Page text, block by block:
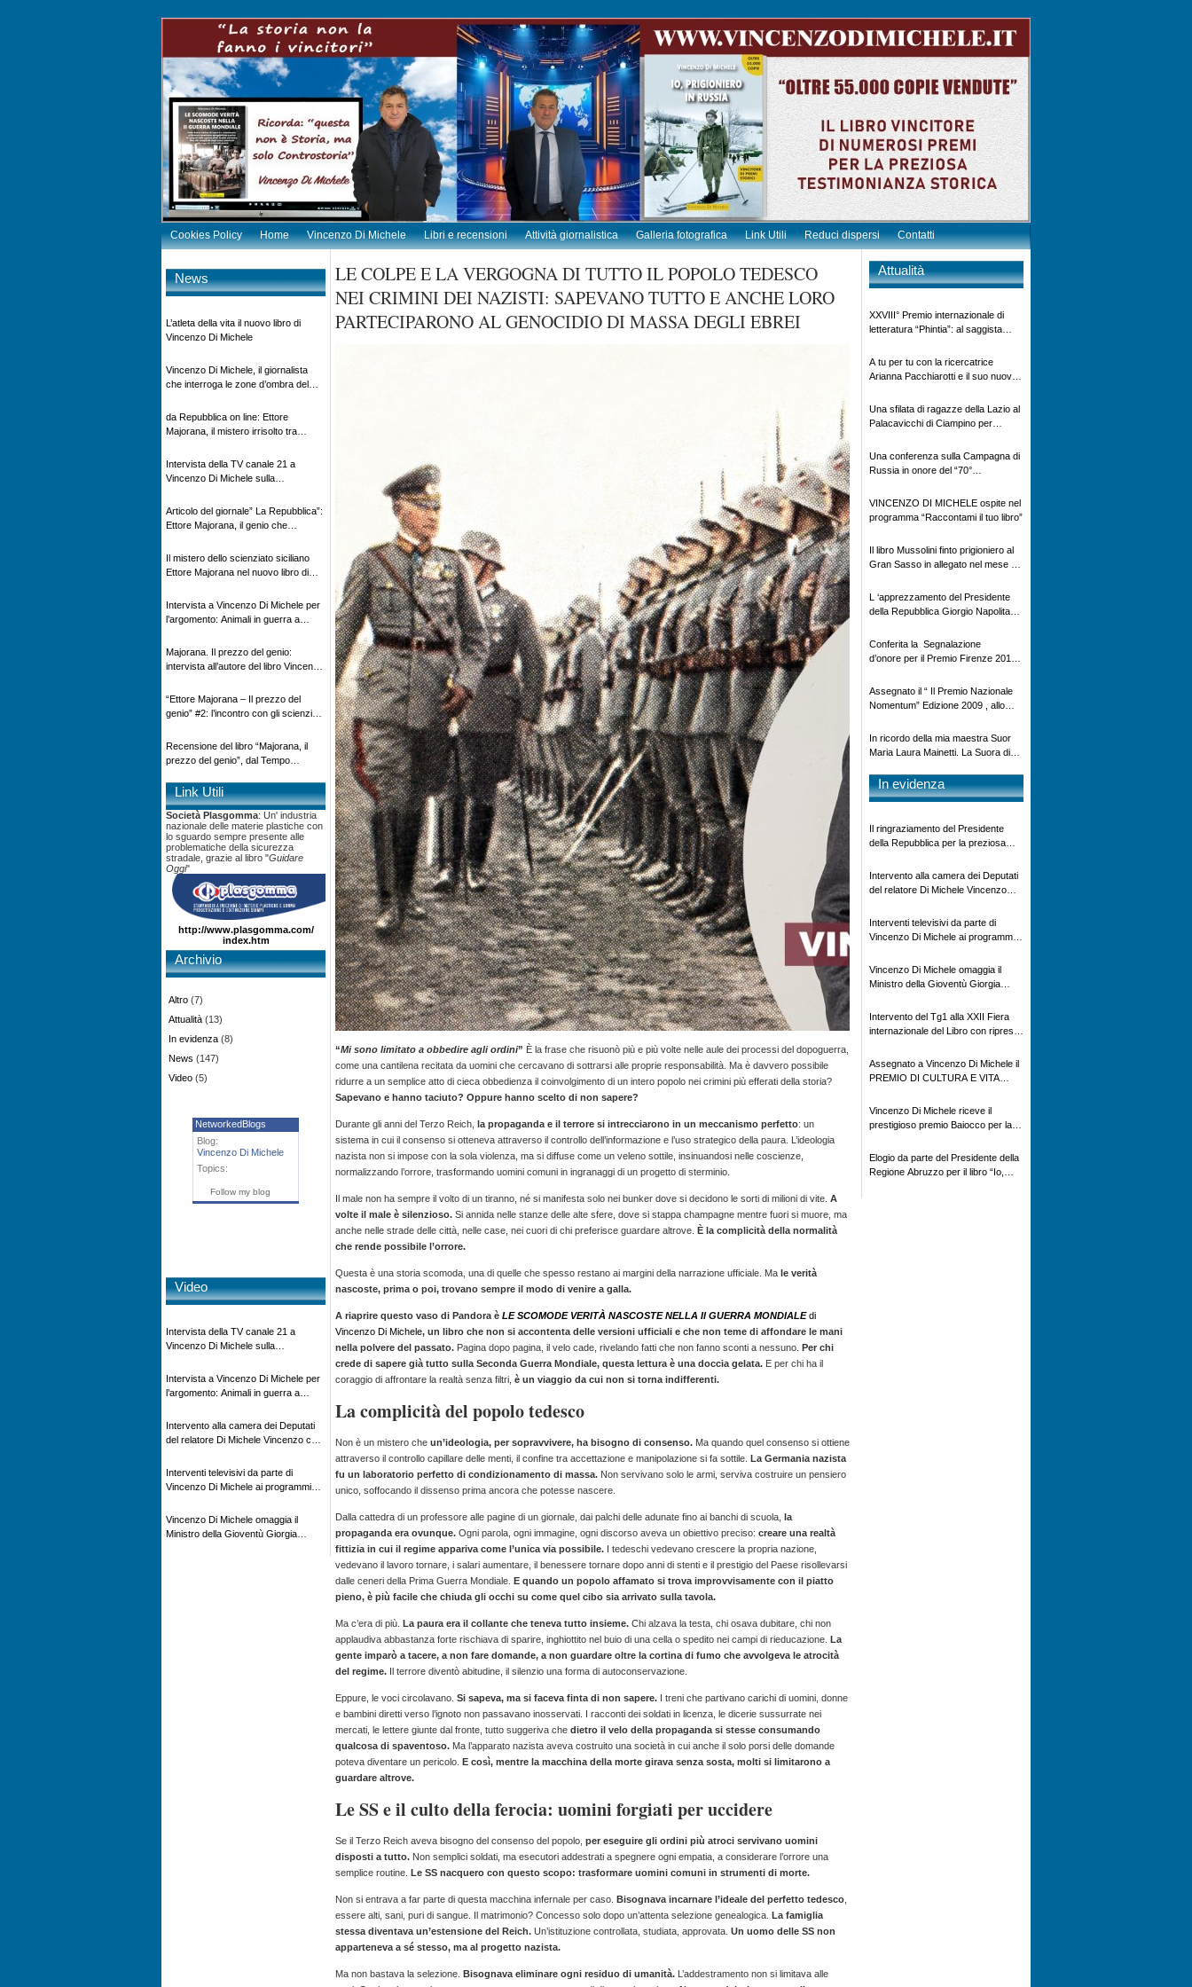
Cookies Policy Home Vincenzo Di Michele Libri e recensioni Attività giornalistica Galleria fotografica Link Utili Reduci dispersi Contatti
News
L’atleta della vita il nuovo libro di
Vincenzo Di Michele
Vincenzo Di Michele, il giornalista
che interroga le zone d’ombra del
da Repubblica on line: Ettore
Majorana, il mistero irrisolto tra
Intervista della TV canale 21 a
Vincenzo Di Michele sulla
Articolo del giornale” La Repubblica”:
Ettore Majorana, il genio che
Il mistero dello scienziato siciliano
Ettore Majorana nel nuovo libro di
Adnkronos
Intervista a Vincenzo Di Michele per
l’argomento: Animali in guerra a
in onda su Espansione TV
Majorana. Il prezzo del genio:
intervista all’autore del libro Vincenzo
“Ettore Majorana ‒ Il prezzo del
genio” #2: l’incontro con gli scienziati
Recensione del libro “Majorana, il
prezzo del genio”, dal Tempo
Link Utili
Società Plasgomma: Un' industria
nazionale delle materie plastiche con
lo sguardo sempre presente alle
problematiche della sicurezza
stradale, grazie al libro "Guidare
Oggi"
http://www.plasgomma.com/
index.htm
Archivio
Altro (7)
Attualità (13)
In evidenza (8)
News (147)
Video (5)
NetworkedBlogs
Blog:
Vincenzo Di Michele
Topics:
Follow my blog
Video
Intervista della TV canale 21 a
Vincenzo Di Michele sulla
Intervista a Vincenzo Di Michele per
l’argomento: Animali in guerra a
in onda su Espansione TV
Intervento alla camera dei Deputati
del relatore Di Michele Vincenzo con
impatto ambientale e problematiche
sui veicoli storici e trattori d’epoca
Interventi televisivi da parte di
Vincenzo Di Michele ai programmi
rivisitazione della storia
Vincenzo Di Michele omaggia il
Ministro della Gioventù Giorgia
LE COLPE E LA VERGOGNA DI TUTTO IL POPOLO TEDESCO
NEI CRIMINI DEI NAZISTI: SAPEVANO TUTTO E ANCHE LORO
PARTECIPARONO AL GENOCIDIO DI MASSA DEGLI EBREI
“Mi sono limitato a obbedire agli ordini” È la frase che risuonò più e più volte nelle aule dei processi del dopoguerra,
come una cantilena recitata da uomini che cercavano di sottrarsi alle proprie responsabilità. Ma è davvero possibile
ridurre a un semplice atto di cieca obbedienza il coinvolgimento di un intero popolo nei crimini più efferati della storia?
Sapevano e hanno taciuto? Oppure hanno scelto di non sapere?
Durante gli anni del Terzo Reich, la propaganda e il terrore si intrecciarono in un meccanismo perfetto: un
sistema in cui il consenso si otteneva attraverso il controllo dell’informazione e l’uso strategico della paura. L’ideologia
nazista non si impose con la sola violenza, ma si diffuse come un veleno sottile, insinuandosi nelle coscienze,
normalizzando l’orrore, trasformando uomini comuni in ingranaggi di un progetto di sterminio.
Il male non ha sempre il volto di un tiranno, né si manifesta solo nei bunker dove si decidono le sorti di milioni di vite. A
volte il male è silenzioso. Si annida nelle stanze delle alte sfere, dove si stappa champagne mentre fuori si muore, ma
anche nelle strade delle città, nelle case, nei cuori di chi preferisce guardare altrove. È la complicità della normalità
che rende possibile l’orrore.
Questa è una storia scomoda, una di quelle che spesso restano ai margini della narrazione ufficiale. Ma le verità
nascoste, prima o poi, trovano sempre il modo di venire a galla.
A riaprire questo vaso di Pandora è LE SCOMODE VERITÀ NASCOSTE NELLA II GUERRA MONDIALEdi
Vincenzo Di Michele, un libro che non si accontenta delle versioni ufficiali e che non teme di affondare le mani
nella polvere del passato. Pagina dopo pagina, il velo cade, rivelando fatti che non fanno sconti a nessuno. Per chi
crede di sapere già tutto sulla Seconda Guerra Mondiale, questa lettura è una doccia gelata. E per chi ha il
coraggio di affrontare la realtà senza filtri, è un viaggio da cui non si torna indifferenti.
La complicità del popolo tedesco
Non è un mistero che un’ideologia, per sopravvivere, ha bisogno di consenso. Ma quando quel consenso si ottiene
attraverso il controllo capillare delle menti, il confine tra accettazione e manipolazione si fa sottile. La Germania nazista
fu un laboratorio perfetto di condizionamento di massa. Non servivano solo le armi, serviva costruire un pensiero
unico, soffocando il dissenso prima ancora che potesse nascere.
Dalla cattedra di un professore alle pagine di un giornale, dai palchi delle adunate fino ai banchi di scuola, la
propaganda era ovunque. Ogni parola, ogni immagine, ogni discorso aveva un obiettivo preciso: creare una realtà
fittizia in cui il regime appariva come l’unica via possibile. I tedeschi vedevano crescere la propria nazione,
vedevano il lavoro tornare, i salari aumentare, il benessere tornare dopo anni di stenti e il prestigio del Paese risollevarsi
dalle ceneri della Prima Guerra Mondiale. E quando un popolo affamato si trova improvvisamente con il piatto
pieno, è più facile che chiuda gli occhi su come quel cibo sia arrivato sulla tavola.
Ma c’era di più. La paura era il collante che teneva tutto insieme. Chi alzava la testa, chi osava dubitare, chi non
applaudiva abbastanza forte rischiava di sparire, inghiottito nel buio di una cella o spedito nei campi di rieducazione. La
gente imparò a tacere, a non fare domande, a non guardare oltre la cortina di fumo che avvolgeva le atrocità
del regime. Il terrore diventò abitudine, il silenzio una forma di autoconservazione.
Eppure, le voci circolavano. Si sapeva, ma si faceva finta di non sapere. I treni che partivano carichi di uomini, donne
e bambini diretti verso l’ignoto non passavano inosservati. I racconti dei soldati in licenza, le dicerie sussurrate nei
mercati, le lettere giunte dal fronte, tutto suggeriva che dietro il velo della propaganda si stesse consumando
qualcosa di spaventoso. Ma l’apparato nazista aveva costruito una società in cui anche il solo porsi delle domande
poteva diventare un pericolo. E così, mentre la macchina della morte girava senza sosta, molti si limitarono a
guardare altrove.
Le SS e il culto della ferocia: uomini forgiati per uccidere
Se il Terzo Reich aveva bisogno del consenso del popolo, per eseguire gli ordini più atroci servivano uomini
disposti a tutto. Non semplici soldati, ma esecutori addestrati a spegnere ogni empatia, a considerare l’orrore una
semplice routine. Le SS nacquero con questo scopo: trasformare uomini comuni in strumenti di morte.
Non si entrava a far parte di questa macchina infernale per caso. Bisognava incarnare l’ideale del perfetto tedesco
essere alti, sani, puri di sangue. Il matrimonio? Concesso solo dopo un’attenta selezione genealogica. La famiglia
stessa diventava un’estensione del Reich. Un’istituzione controllata, studiata, approvata. Un uomo delle SS non
apparteneva a sé stesso, ma al progetto nazista.
Ma non bastava la selezione. Bisognava eliminare ogni residuo di umanità. L’addestramento non si limitava alle
Attualità
XXVIII° Premio internazionale di
letteratura “Phintia”: al saggista
classificato generale – il diploma di
elogio e benemerenza per l’opera
A tu per tu con la ricercatrice
Arianna Pacchiarotti e il suo nuovo
Una sfilata di ragazze della Lazio al
Palacavicchi di Ciampino per
Una conferenza sulla Campagna di
Russia in onore del “70°
Nikolajewka
VINCENZO DI MICHELE ospite nel
programma “Raccontami il tuo libro”
Il libro Mussolini finto prigioniero al
Gran Sasso in allegato nel mese di
Gazzetta di Reggio, Gazzetta di
Modena , La Nuova Ferrara e la
L ‘apprezzamento del Presidente
della Repubblica Giorgio Napolitano
dedicato dall’autore Vincenzo Di
Michele a suo nipote Manuele
Istituzioni per una più viva
attenzione sul fenomeno delle stragi
Conferita la Segnalazione
d’onore per il Premio Firenze 2010
Dicembre 2010 a Firenze c/o
Palazzo Vecchio alla presenza del
Assegnato il “ Il Premio Nazionale
Nomentum” Edizione 2009 , allo
In ricordo della mia maestra Suor
Maria Laura Mainetti. La Suora di
suo alunno Vincenzo Di Michele
In evidenza
Il ringraziamento del Presidente
della Repubblica per la preziosa
Intervento alla camera dei Deputati
del relatore Di Michele Vincenzo
agricola ed impatto ambientale e
problematiche sui veicoli storici e
Interventi televisivi da parte di
Vincenzo Di Michele ai programmi
rivisitazione della storia
Vincenzo Di Michele omaggia il
Ministro della Gioventù Giorgia
Russia” alla manifestazione Estate
in XX
Intervento del Tg1 alla XXII Fiera
internazionale del Libro con ripresa
in Russia” di Vincenzo Di Michele
Assegnato a Vincenzo Di Michele il
PREMIO DI CULTURA E VITA
Vincenzo Di Michele riceve il
prestigioso premio Baiocco per la
Elogio da parte del Presidente della
Regione Abruzzo per il libro “Io,